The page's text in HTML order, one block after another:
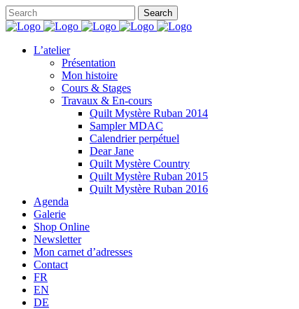
L’atelier
Présentation
Mon histoire
Cours & Stages
Travaux & En-cours
Quilt Mystère Ruban 2014
Sampler MDAC
Calendrier perpétuel
Dear Jane
Quilt Mystère Country
Quilt Mystère Ruban 2015
Quilt Mystère Ruban 2016
Agenda
Galerie
Shop Online
Newsletter
Mon carnet d’adresses
Contact
FR
EN
DE